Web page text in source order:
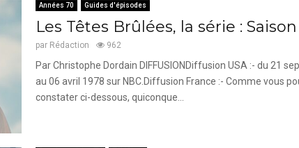
Années 70 Guides d'épisodes
Les Têtes Brûlées, la série : Saison
par Rédaction 962
Par Christophe Dordain DIFFUSIONDiffusion USA :- du 21
au 06 avril 1978 sur NBC.Diffusion France :- Comme vous
constater ci-dessous, quiconque...